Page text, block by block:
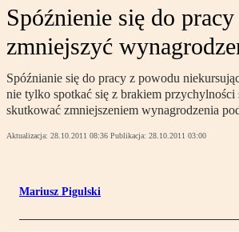
Spóźnienie się do
zmniejszyć
Spóźnianie się do pracy z powodu
nie tylko spotkać się z brakiem przychylności
skutkować zmniejszeniem wynagrodzenia
Aktualizacja: 28.10.2011 08:36 Publikacja: 28.10.2011 03:00
Mariusz Pigulski